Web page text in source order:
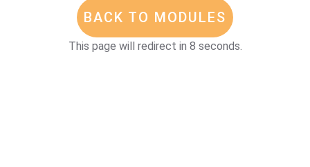
BACK TO MODULES
This page will redirect in 8 seconds.